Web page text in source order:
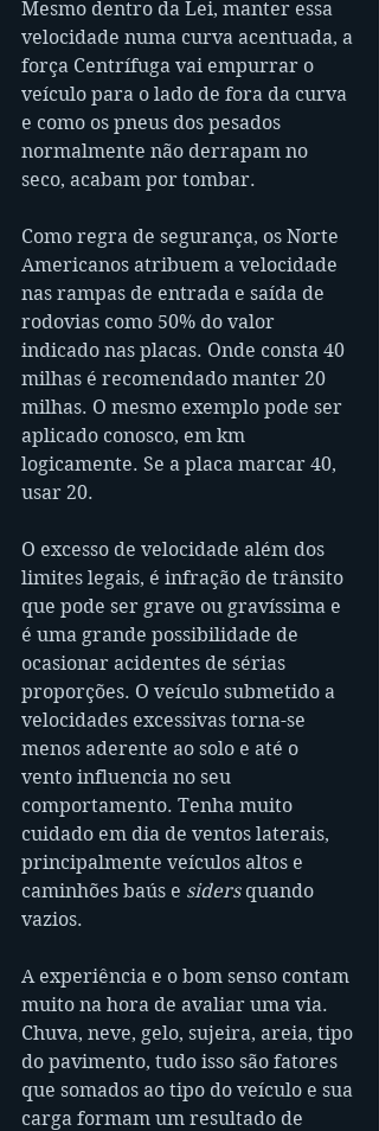
Mesmo dentro da Lei, manter essa
velocidade numa curva acentuada, a
força Centrífuga vai empurrar o
veículo para o lado de fora da curva
e como os pneus dos pesados
normalmente não derrapam no
seco, acabam por tombar.
Como regra de segurança, os Norte
Americanos atribuem a velocidade
nas rampas de entrada e saída de
rodovias como 50% do valor
indicado nas placas. Onde consta 40
milhas é recomendado manter 20
milhas. O mesmo exemplo pode ser
aplicado conosco, em km
logicamente. Se a placa marcar 40,
usar 20.
O excesso de velocidade além dos
limites legais, é infração de trânsito
que pode ser grave ou gravíssima e
é uma grande possibilidade de
ocasionar acidentes de sérias
proporções. O veículo submetido a
velocidades excessivas torna-se
menos aderente ao solo e até o
vento influencia no seu
comportamento. Tenha muito
cuidado em dia de ventos laterais,
principalmente veículos altos e
caminhões baús e siders quando
vazios.
A experiência e o bom senso contam
muito na hora de avaliar uma via.
Chuva, neve, gelo, sujeira, areia, tipo
do pavimento, tudo isso são fatores
que somados ao tipo do veículo e sua
carga formam um resultado de